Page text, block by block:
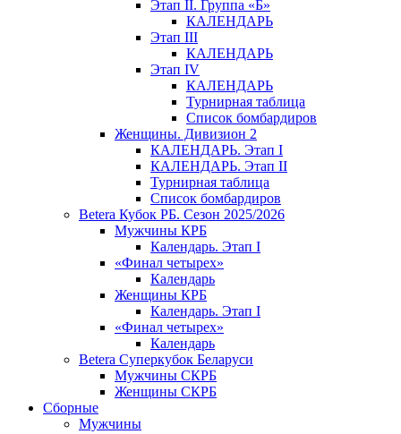
Этап II. Группа «Б»
КАЛЕНДАРЬ
Этап III
КАЛЕНДАРЬ
Этап IV
КАЛЕНДАРЬ
Турнирная таблица
Список бомбардиров
Женщины. Дивизион 2
КАЛЕНДАРЬ. Этап I
КАЛЕНДАРЬ. Этап II
Турнирная таблица
Список бомбардиров
Betera Кубок РБ. Сезон 2025/2026
Мужчины КРБ
Календарь. Этап I
«Финал четырех»
Календарь
Женщины КРБ
Календарь. Этап I
«Финал четырех»
Календарь
Betera Суперкубок Беларуси
Мужчины СКРБ
Женщины СКРБ
Сборные
Мужчины